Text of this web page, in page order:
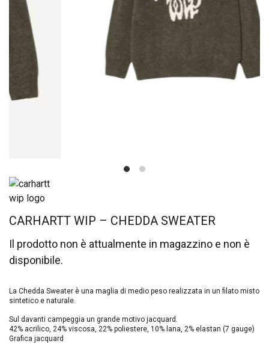
CARHARTT WIP – CHEDDA SWEATER
Il prodotto non è attualmente in magazzino e non è
disponibile.
La Chedda Sweater è una maglia di medio peso realizzata in un filato misto
sintetico e naturale.
Sul davanti campeggia un grande motivo jacquard.
42% acrilico, 24% viscosa, 22% poliestere, 10% lana, 2% elastan (7 gauge)
Grafica jacquard